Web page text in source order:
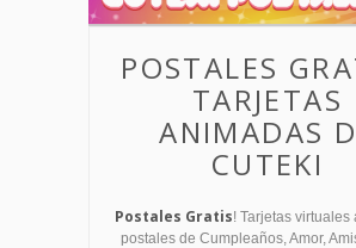
POSTALES
TARJETAS
ANIMADAS
CUTEKI
Postales Gratis! Tarjetas virtuales
postales de Cumpleaños, Amor,